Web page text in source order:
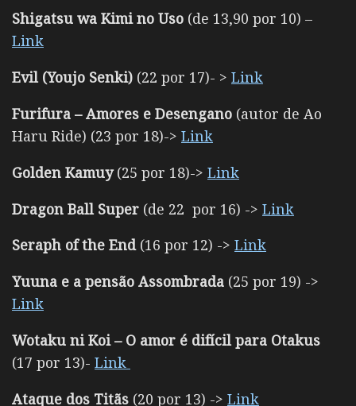
Shigatsu wa Kimi no Uso (de 13,90 por 10) –
Link
Evil (Youjo Senki) (22 por 17)- > Link
Furifura – Amores e Desengano (autor de Ao
Haru Ride) (23 por 18)-> Link
Golden Kamuy(25 por 18)-> Link
Dragon Ball Super (de 22 por 16) -> Link
Seraph of the End(16 por 12) -> Link
Yuuna e a pensão Assombrada (25 por 19) ->
Link
Wotaku ni Koi – O amor é difícil para Otakus
(17 por 13)- Link
Ataque dos Titãs (20 por 13) -> Link